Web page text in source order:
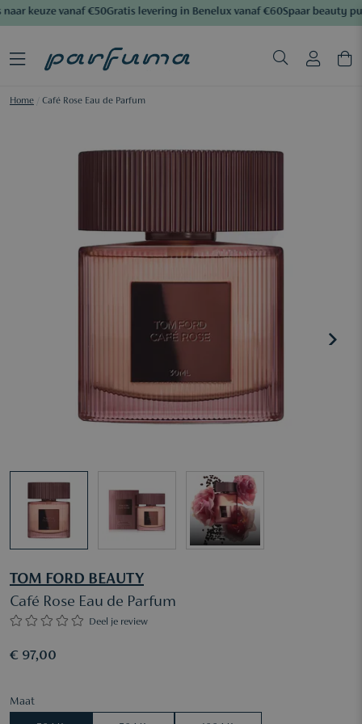
keuze vanaf €50Gratis levering in Benelux vanaf €60Spaar beauty
Home Café Rose Eau de Parfum
TOM FORD BEAUTY
Café Rose Eau de Parfum
Deel je review
€ 97,00
Maat